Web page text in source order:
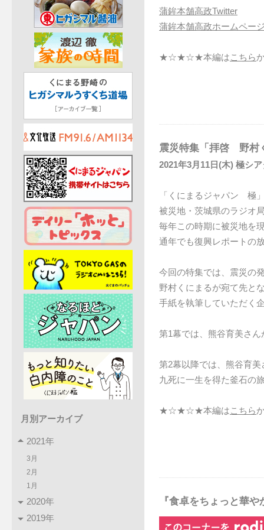
蒲鉾本舗高政Twitter
蒲鉾本舗高政ホームペー
★☆★☆★本編はこちら
震災特集「拝啓 野村
2021年3月11日(木) 極シ
「くにまるジャパン 極
被災地・茨城県のラジオ
毎年この時期に被災地を
通年でも復興レポートの
今回の特集では、震災の
野村くにまるが宛て先と
手紙を執筆していただく
第1幕では、熊谷育美さ
第2幕以降では、熊谷育
九死に一生を得た釜石の
★☆★☆★本編はこちら
『食卓をちょっと華
月別アーカイブ
2021年
3月
2月
1月
2020年
2019年